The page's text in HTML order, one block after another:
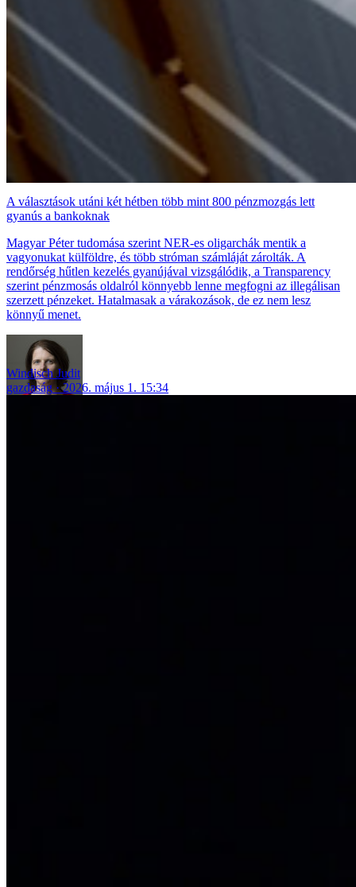
A választások utáni két hétben több mint 800 pénzmozgás lett
gyanús a bankoknak
Magyar Péter tudomása szerint NER-es oligarchák mentik a
vagyonukat külföldre, és több stróman számláját zárolták. A
rendőrség hűtlen kezelés gyanújával vizsgálódik, a Transparency
szerint pénzmosás oldalról könnyebb lenne megfogni az illegálisan
szerzett pénzeket. Hatalmasak a várakozások, de ez nem lesz
könnyű menet.
Windisch Judit
gazdaság
2026. május 1. 15:34